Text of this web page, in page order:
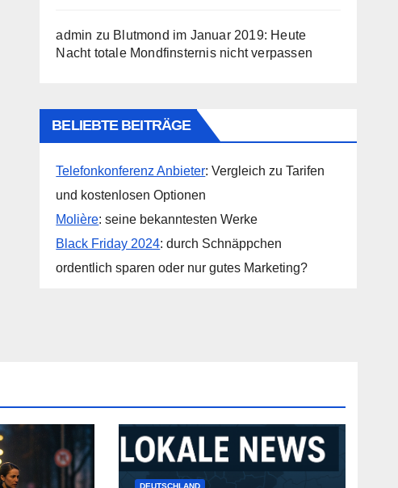
admin zu Blutmond im Januar 2019: Heute
Nacht totale Mondfinsternis nicht verpassen
BELIEBTE BEITRÄGE
Telefonkonferenz Anbieter: Vergleich zu Tarifen
und kostenlosen Optionen
Molière: seine bekanntesten Werke
Black Friday 2024: durch Schnäppchen
ordentlich sparen oder nur gutes Marketing?
DEUTSCHLAND